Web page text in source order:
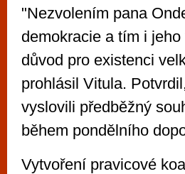
"Nezvolením pana
demokracie a tím i
důvod pro existenci
prohlásil Vitula.
vyslovili předběžný
během pondělního
Vytvoření pravicové